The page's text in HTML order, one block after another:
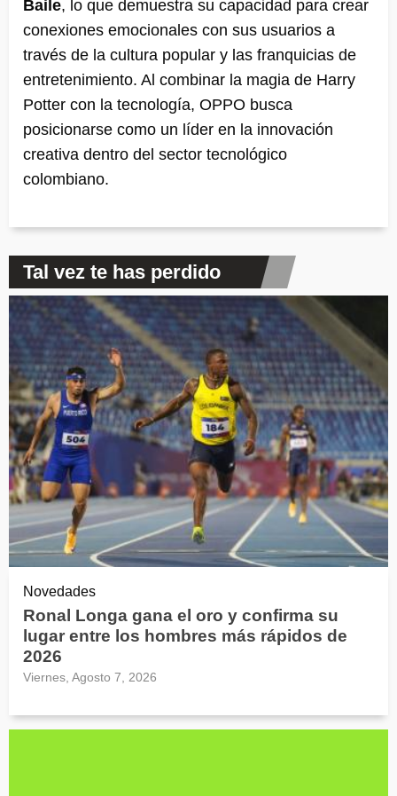
Baile, lo que demuestra su capacidad para crear
conexiones emocionales con sus usuarios a
través de la cultura popular y las franquicias de
entretenimiento. Al combinar la magia de Harry
Potter con la tecnología, OPPO busca
posicionarse como un líder en la innovación
creativa dentro del sector tecnológico
colombiano.
Tal vez te has perdido
Novedades
Ronal Longa gana el oro y confirma su
lugar entre los hombres más rápidos de
2026
Viernes, Agosto 7, 2026